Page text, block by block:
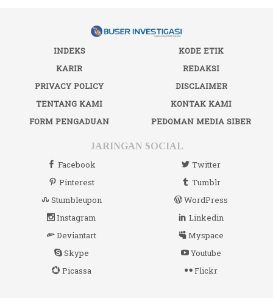
INDEKS
KODE ETIK
KARIR
REDAKSI
PRIVACY POLICY
DISCLAIMER
TENTANG KAMI
KONTAK KAMI
FORM PENGADUAN
PEDOMAN MEDIA SIBER
JARINGAN SOCIAL
Facebook
Twitter
Pinterest
Tumblr
Stumbleupon
WordPress
Instagram
Linkedin
Deviantart
Myspace
Skype
Youtube
Picassa
Flickr